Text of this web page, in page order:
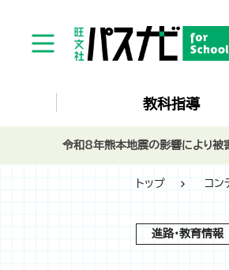
教科指導
トップ コン
進路・教育情報
令和8年熊本地震の影響により被